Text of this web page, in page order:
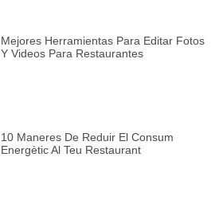
Mejores Herramientas Para Editar Fotos
Y Videos Para Restaurantes
10 Maneres De Reduir El Consum
Energètic Al Teu Restaurant